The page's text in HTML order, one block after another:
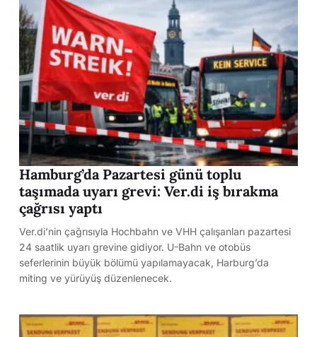
Hamburg’da Pazartesi günü toplu
taşımada uyarı grevi: Ver.di iş bırakma
çağrısı yaptı
Ver.di’nin çağrısıyla Hochbahn ve VHH çalışanları pazartesi
24 saatlik uyarı grevine gidiyor. U-Bahn ve otobüs
seferlerinin büyük bölümü yapılamayacak, Harburg’da
miting ve yürüyüş düzenlenecek.